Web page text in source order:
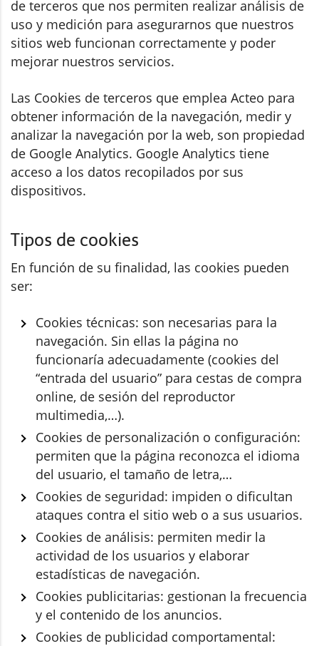
de terceros que nos permiten realizar análisis de
uso y medición para asegurarnos que nuestros
sitios web funcionan correctamente y poder
mejorar nuestros servicios.
Las Cookies de terceros que emplea Acteo para
obtener información de la navegación, medir y
analizar la navegación por la web, son propiedad
de Google Analytics. Google Analytics tiene
acceso a los datos recopilados por sus
dispositivos.
Tipos de cookies
En función de su finalidad, las cookies pueden
ser:
Cookies técnicas: son necesarias para la
navegación. Sin ellas la página no
funcionaría adecuadamente (cookies del
“entrada del usuario” para cestas de compra
online, de sesión del reproductor
multimedia,…).
Cookies de personalización o configuración:
permiten que la página reconozca el idioma
del usuario, el tamaño de letra,…
Cookies de seguridad: impiden o dificultan
ataques contra el sitio web o a sus usuarios.
Cookies de análisis: permiten medir la
actividad de los usuarios y elaborar
estadísticas de navegación.
Cookies publicitarias: gestionan la frecuencia
y el contenido de los anuncios.
Cookies de publicidad comportamental: